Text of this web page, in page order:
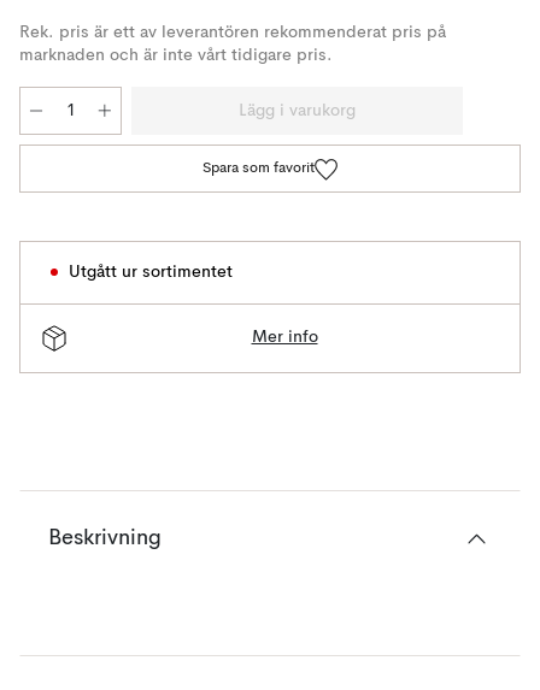
Rek. pris är ett av leverantören rekommenderat pris på
marknaden och är inte vårt tidigare pris.
Lägg i varukorg
Spara som favorit
Utgått ur sortimentet
Mer info
Beskrivning